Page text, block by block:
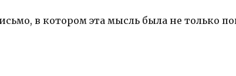
в котором эта мысль была не только